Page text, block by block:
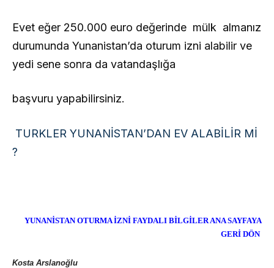
Evet eğer 250.000 euro değerinde mülk almanız
durumunda Yunanistan’da oturum izni alabilir ve
yedi sene sonra da vatandaşlığa
başvuru yapabilirsiniz.
TURKLER YUNANİSTAN’DAN EV ALABİLİR Mİ
?
YUNANİSTAN OTURMA İZNİ FAYDALI BİLGİLER ANA SAYFAYA
GERİ DÖN
Kosta Arslanoğlu